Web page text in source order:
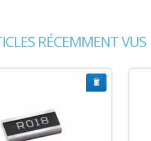
RÉCEMMENT VUS